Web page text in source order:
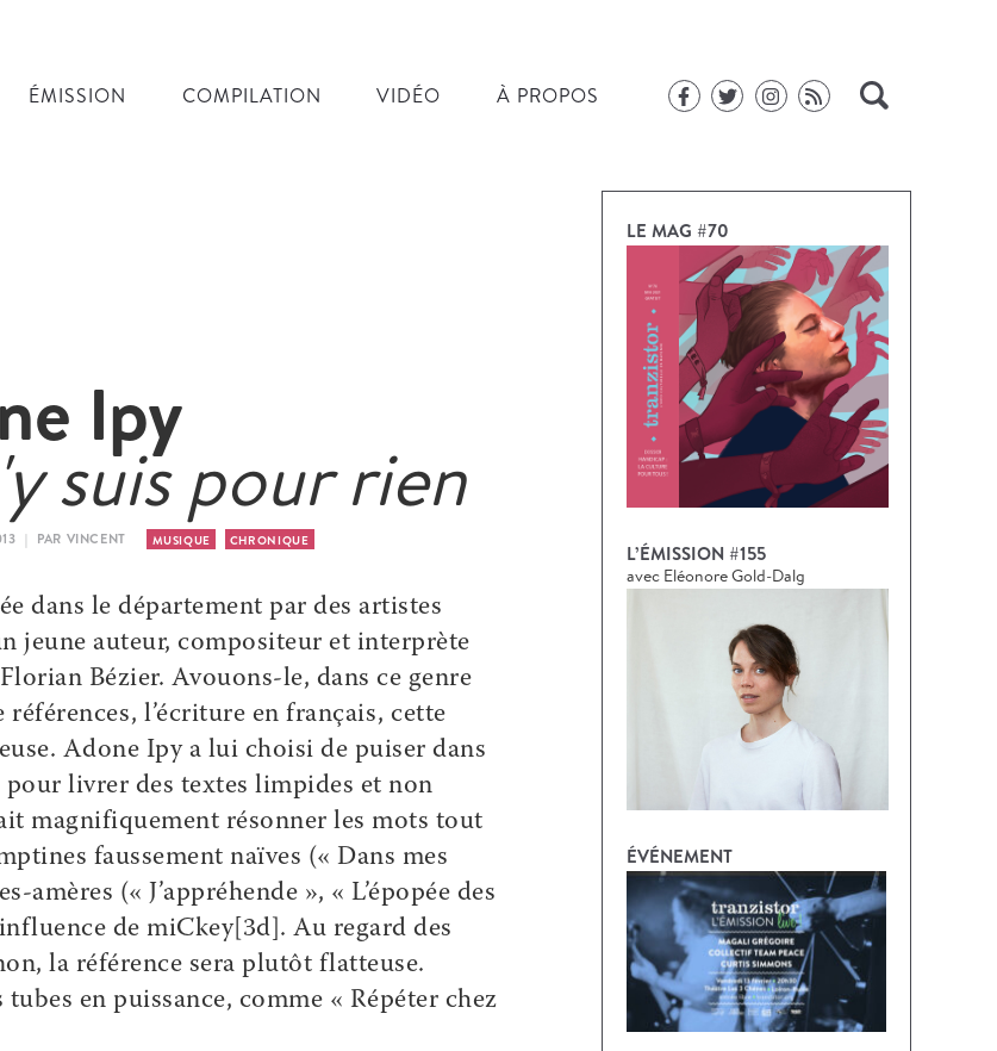
ÉMISSION COMPILATION VIDÉO À PROPOS
Ipy
suis pour rien
| PAR VINCENT MUSIQUE CHRONIQUE
dans le département par des artistes
jeune auteur, compositeur et interprète
Bézier. Avouons-le, dans ce genre
l’écriture en français, cette
Adone Ipy a lui choisi de puiser dans
livrer des textes limpides et non
magnifiquement résonner les mots tout
faussement naïves (« Dans mes
(« J’appréhende », « L’épopée des
de miCkey[3d]. Au regard des
la référence sera plutôt flatteuse.
en puissance, comme « Répéter chez
LE MAG #70
L’ÉMISSION #155
avec Eléonore Gold-Dalg
ÉVÉNEMENT